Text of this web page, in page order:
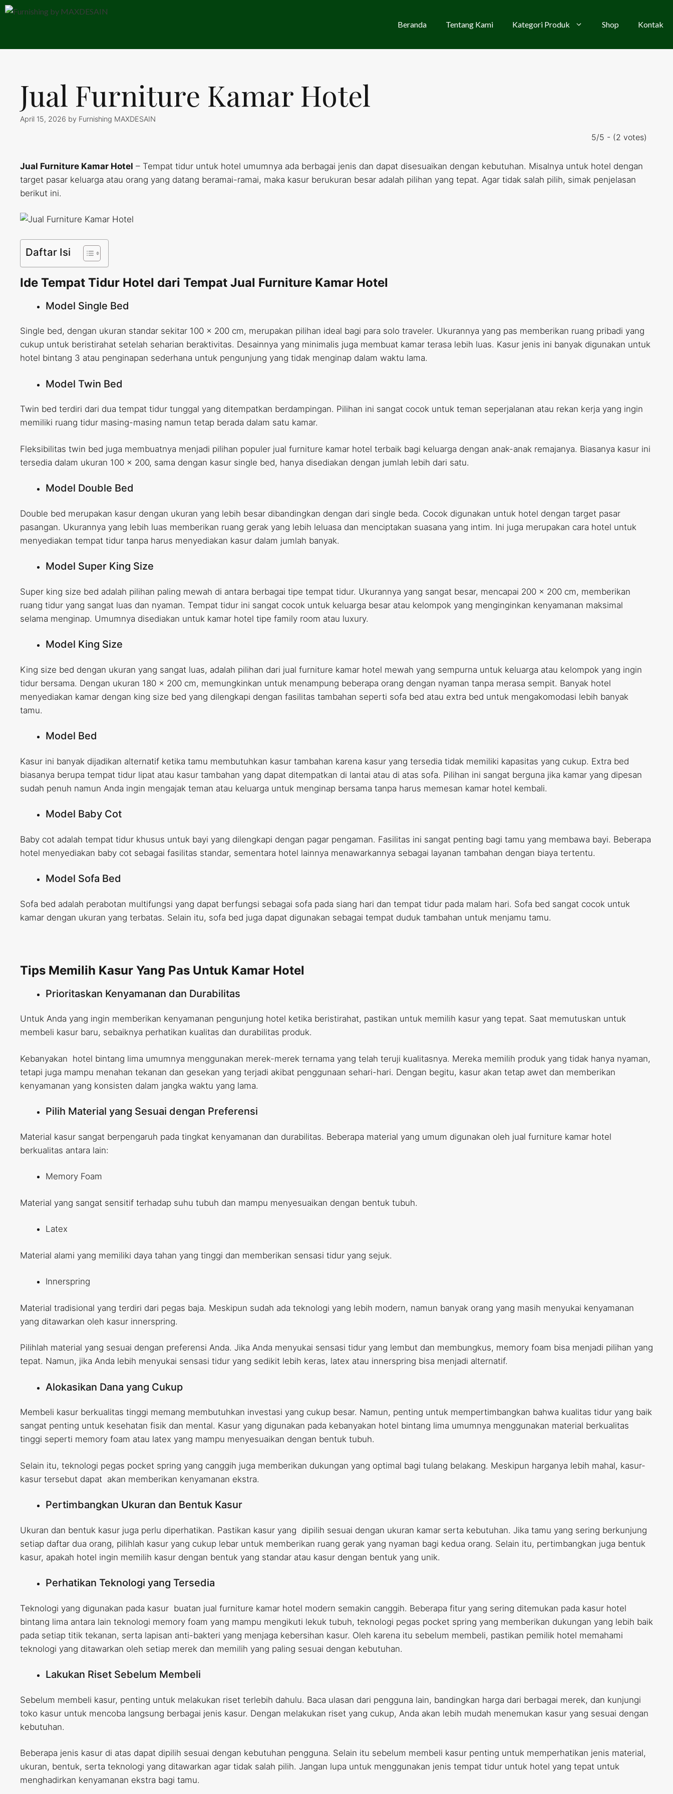
Skip
Beranda Tentang Kami Kategori Produk Shop Kontak
Jual Furniture Kamar Hotel
April 15, 2026 by Furnishing MAXDESAIN
5/5 - (2 votes)
Jual Furniture Kamar Hotel – Tempat tidur untuk hotel umumnya ada berbagai jenis dan dapat disesuaikan dengan kebutuhan. Misalnya untuk hotel dengan
target pasar keluarga atau orang yang datang beramai-ramai, maka kasur berukuran besar adalah pilihan yang tepat. Agar tidak salah pilih, simak penjelasan
berikut ini.
Daftar Isi
Ide Tempat Tidur Hotel dari Tempat Jual Furniture Kamar Hotel
Model Single Bed
Single bed, dengan ukuran standar sekitar 100 x 200 cm, merupakan pilihan ideal bagi para solo traveler. Ukurannya yang pas memberikan ruang pribadi yang
cukup untuk beristirahat setelah seharian beraktivitas. Desainnya yang minimalis juga membuat kamar terasa lebih luas. Kasur jenis ini banyak digunakan untuk
hotel bintang 3 atau penginapan sederhana untuk pengunjung yang tidak menginap dalam waktu lama.
Model Twin Bed
Twin bed terdiri dari dua tempat tidur tunggal yang ditempatkan berdampingan. Pilihan ini sangat cocok untuk teman seperjalanan atau rekan kerja yang ingin
memiliki ruang tidur masing-masing namun tetap berada dalam satu kamar.
Fleksibilitas twin bed juga membuatnya menjadi pilihan populer jual furniture kamar hotel terbaik bagi keluarga dengan anak-anak remajanya. Biasanya kasur ini
tersedia dalam ukuran 100 x 200, sama dengan kasur single bed, hanya disediakan dengan jumlah lebih dari satu.
Model Double Bed
Double bed merupakan kasur dengan ukuran yang lebih besar dibandingkan dengan dari single beda. Cocok digunakan untuk hotel dengan target pasar
pasangan. Ukurannya yang lebih luas memberikan ruang gerak yang lebih leluasa dan menciptakan suasana yang intim. Ini juga merupakan cara hotel untuk
menyediakan tempat tidur tanpa harus menyediakan kasur dalam jumlah banyak.
Model Super King Size
Super king size bed adalah pilihan paling mewah di antara berbagai tipe tempat tidur. Ukurannya yang sangat besar, mencapai 200 x 200 cm, memberikan
ruang tidur yang sangat luas dan nyaman. Tempat tidur ini sangat cocok untuk keluarga besar atau kelompok yang menginginkan kenyamanan maksimal
selama menginap. Umumnya disediakan untuk kamar hotel tipe family room atau luxury.
Model King Size
King size bed dengan ukuran yang sangat luas, adalah pilihan dari jual furniture kamar hotel mewah yang sempurna untuk keluarga atau kelompok yang ingin
tidur bersama. Dengan ukuran 180 x 200 cm, memungkinkan untuk menampung beberapa orang dengan nyaman tanpa merasa sempit. Banyak hotel
menyediakan kamar dengan king size bed yang dilengkapi dengan fasilitas tambahan seperti sofa bed atau extra bed untuk mengakomodasi lebih banyak
tamu.
Model Bed
Kasur ini banyak dijadikan alternatif ketika tamu membutuhkan kasur tambahan karena kasur yang tersedia tidak memiliki kapasitas yang cukup. Extra bed
biasanya berupa tempat tidur lipat atau kasur tambahan yang dapat ditempatkan di lantai atau di atas sofa. Pilihan ini sangat berguna jika kamar yang dipesan
sudah penuh namun Anda ingin mengajak teman atau keluarga untuk menginap bersama tanpa harus memesan kamar hotel kembali.
Model Baby Cot
Baby cot adalah tempat tidur khusus untuk bayi yang dilengkapi dengan pagar pengaman. Fasilitas ini sangat penting bagi tamu yang membawa bayi. Beberapa
hotel menyediakan baby cot sebagai fasilitas standar, sementara hotel lainnya menawarkannya sebagai layanan tambahan dengan biaya tertentu.
Model Sofa Bed
Sofa bed adalah perabotan multifungsi yang dapat berfungsi sebagai sofa pada siang hari dan tempat tidur pada malam hari. Sofa bed sangat cocok untuk
kamar dengan ukuran yang terbatas. Selain itu, sofa bed juga dapat digunakan sebagai tempat duduk tambahan untuk menjamu tamu.
Tips Memilih Kasur Yang Pas Untuk Kamar Hotel
Prioritaskan Kenyamanan dan Durabilitas
Untuk Anda yang ingin memberikan kenyamanan pengunjung hotel ketika beristirahat, pastikan untuk memilih kasur yang tepat. Saat memutuskan untuk
membeli kasur baru, sebaiknya perhatikan kualitas dan durabilitas produk.
Kebanyakan hotel bintang lima umumnya menggunakan merek-merek ternama yang telah teruji kualitasnya. Mereka memilih produk yang tidak hanya nyaman,
tetapi juga mampu menahan tekanan dan gesekan yang terjadi akibat penggunaan sehari-hari. Dengan begitu, kasur akan tetap awet dan memberikan
kenyamanan yang konsisten dalam jangka waktu yang lama.
Pilih Material yang Sesuai dengan Preferensi
Material kasur sangat berpengaruh pada tingkat kenyamanan dan durabilitas. Beberapa material yang umum digunakan oleh jual furniture kamar hotel
berkualitas antara lain:
Memory Foam
Material yang sangat sensitif terhadap suhu tubuh dan mampu menyesuaikan dengan bentuk tubuh.
Latex
Material alami yang memiliki daya tahan yang tinggi dan memberikan sensasi tidur yang sejuk.
Innerspring
Material tradisional yang terdiri dari pegas baja. Meskipun sudah ada teknologi yang lebih modern, namun banyak orang yang masih menyukai kenyamanan
yang ditawarkan oleh kasur innerspring.
Pilihlah material yang sesuai dengan preferensi Anda. Jika Anda menyukai sensasi tidur yang lembut dan membungkus, memory foam bisa menjadi pilihan yang
tepat. Namun, jika Anda lebih menyukai sensasi tidur yang sedikit lebih keras, latex atau innerspring bisa menjadi alternatif.
Alokasikan Dana yang Cukup
Membeli kasur berkualitas tinggi memang membutuhkan investasi yang cukup besar. Namun, penting untuk mempertimbangkan bahwa kualitas tidur yang baik
sangat penting untuk kesehatan fisik dan mental. Kasur yang digunakan pada kebanyakan hotel bintang lima umumnya menggunakan material berkualitas
tinggi seperti memory foam atau latex yang mampu menyesuaikan dengan bentuk tubuh.
Selain itu, teknologi pegas pocket spring yang canggih juga memberikan dukungan yang optimal bagi tulang belakang. Meskipun harganya lebih mahal, kasur-
kasur tersebut dapat akan memberikan kenyamanan ekstra.
Pertimbangkan Ukuran dan Bentuk Kasur
Ukuran dan bentuk kasur juga perlu diperhatikan. Pastikan kasur yang dipilih sesuai dengan ukuran kamar serta kebutuhan. Jika tamu yang sering berkunjung
setiap daftar dua orang, pilihlah kasur yang cukup lebar untuk memberikan ruang gerak yang nyaman bagi kedua orang. Selain itu, pertimbangkan juga bentuk
kasur, apakah hotel ingin memilih kasur dengan bentuk yang standar atau kasur dengan bentuk yang unik.
Perhatikan Teknologi yang Tersedia
Teknologi yang digunakan pada kasur buatan jual furniture kamar hotel modern semakin canggih. Beberapa fitur yang sering ditemukan pada kasur hotel
bintang lima antara lain teknologi memory foam yang mampu mengikuti lekuk tubuh, teknologi pegas pocket spring yang memberikan dukungan yang lebih baik
pada setiap titik tekanan, serta lapisan anti-bakteri yang menjaga kebersihan kasur. Oleh karena itu sebelum membeli, pastikan pemilik hotel memahami
teknologi yang ditawarkan oleh setiap merek dan memilih yang paling sesuai dengan kebutuhan.
Lakukan Riset Sebelum Membeli
Sebelum membeli kasur, penting untuk melakukan riset terlebih dahulu. Baca ulasan dari pengguna lain, bandingkan harga dari berbagai merek, dan kunjungi
toko kasur untuk mencoba langsung berbagai jenis kasur. Dengan melakukan riset yang cukup, Anda akan lebih mudah menemukan kasur yang sesuai dengan
kebutuhan.
Beberapa jenis kasur di atas dapat dipilih sesuai dengan kebutuhan pengguna. Selain itu sebelum membeli kasur penting untuk memperhatikan jenis material,
ukuran, bentuk, serta teknologi yang ditawarkan agar tidak salah pilih. Jangan lupa untuk menggunakan jenis tempat tidur untuk hotel yang tepat untuk
menghadirkan kenyamanan ekstra bagi tamu.